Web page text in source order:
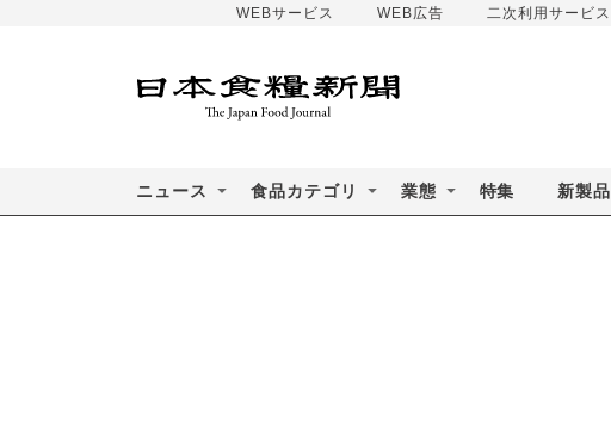
WEBサービス WEB広告 二次利用サービス
ニュース 食品カテゴリ 業態 特集 新製品